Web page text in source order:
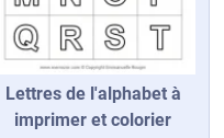
Lettres de l'alphabet à
imprimer et colorier